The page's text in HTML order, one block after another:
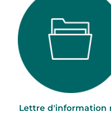
Lettre d'information